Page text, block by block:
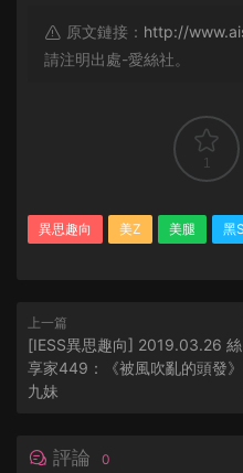
原文鏈接： http://
請注明出處-愛絲社。
1
異思趣向 美Z 美腿 黑S
上一篇
[IESS異思趣向] 2019.03.26 絲
享家449：《被風吹亂的頭發》
九妹
評論 0